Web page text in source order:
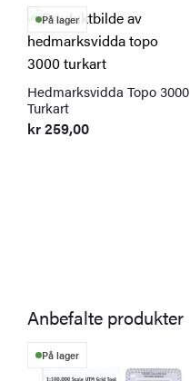
På lager
Hedmarksvidda Topo 3000
Turkart
kr259,00
Anbefalte produkter
På lager